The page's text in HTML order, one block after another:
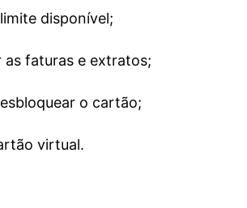
disponível;
as faturas e extratos;
o cartão;
virtual.